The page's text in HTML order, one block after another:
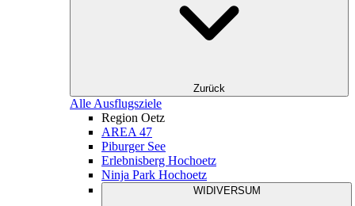
Zurück
Alle Ausflugsziele
Region Oetz
AREA 47
Piburger See
Erlebnisberg Hochoetz
Ninja Park Hochoetz
WIDIVERSUM